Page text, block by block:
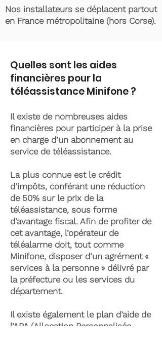
Nos installateurs se déplacent partout
en France métropolitaine (hors Corse).
Quelles sont les aides
financières pour la
téléassistance Minifone ?
Il existe de nombreuses aides
financières pour participer à la prise
en charge d’un abonnement au
service de téléassistance.
La plus connue est le crédit
d’impôts, conférant une réduction
de 50% sur le prix de la
téléassistance, sous forme
d’avantage fiscal. Afin de profiter de
cet avantage, l’opérateur de
téléalarme doit, tout comme
Minifone, disposer d’un agrément «
services à la personne » délivré par
la préfecture ou les services du
département.
Il existe également le plan d’aide de
l’APA (Allocation Personnalisée